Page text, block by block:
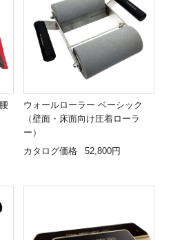
ウォールローラー ベーシック
（壁面・床面向け圧着ローラ
ー）
カタログ価格
52,800円